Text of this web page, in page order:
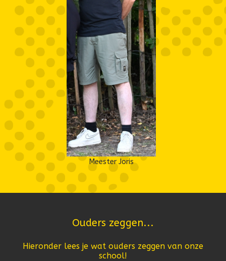
Meester Joris
Ouders zeggen...
Hieronder lees je wat ouders zeggen van onze
school!